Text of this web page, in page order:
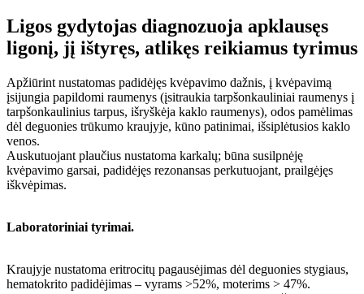
Ligos gydytojas diagnozuoja apklausęs
ligonį, jį ištyręs, atlikęs reikiamus tyrimus
Apžiūrint nustatomas padidėjęs kvėpavimo dažnis, į kvėpavimą
įsijungia papildomi raumenys (įsitraukia tarpšonkauliniai raumenys į
tarpšonkaulinius tarpus, išryškėja kaklo raumenys), odos pamėlimas
dėl deguonies trūkumo kraujyje, kūno patinimai, išsiplėtusios kaklo
venos.
Auskutuojant plaučius nustatoma karkalų; būna susilpnėję
kvėpavimo garsai, padidėjęs rezonansas perkutuojant, prailgėjęs
iškvėpimas.
Laboratoriniai tyrimai.
Kraujyje nustatoma eritrocitų pagausėjimas dėl deguonies stygiaus,
hematokrito padidėjimas – vyrams >52%, moterims > 47%.